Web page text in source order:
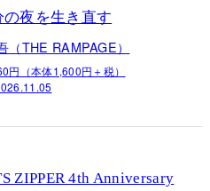
の夜を生き直す
（THE RAMPAGE）
円（本体1,600円＋税）
ZIPPER 4th Anniversary